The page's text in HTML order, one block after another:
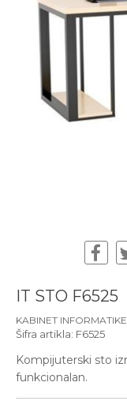
IT STO F6525
KABINET INFORMATIKE
Šifra artikla: F6525
Kompijuterski sto
funkcionalan.